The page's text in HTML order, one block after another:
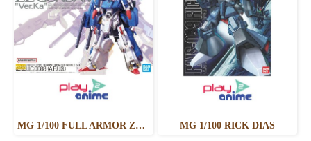
MG 1/100 FULL ARMOR ZZ GUNDAM Ver.Ka MG 1/100 RICK DIAS